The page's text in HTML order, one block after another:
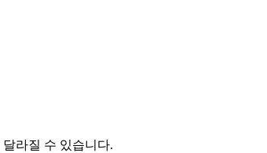
라질 수 있습니다.